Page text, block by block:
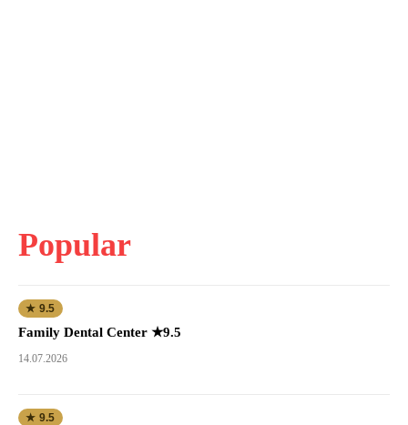
Popular
★ 9.5
Family Dental Center ★9.5
14.07.2026
★ 9.5